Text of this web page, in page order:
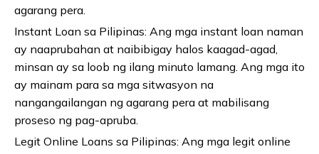
agarang pera.
Instant Loan sa Pilipinas: Ang mga instant loan naman
ay naaprubahan at naibibigay halos kaagad-agad,
minsan ay sa loob ng ilang minuto lamang. Ang mga ito
ay mainam para sa mga sitwasyon na
nangangailangan ng agarang pera at mabilisang
proseso ng pag-apruba.
Legit Online Loans sa Pilipinas: Ang mga legit online